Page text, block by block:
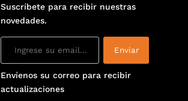
Suscríbete para recibir nuestras
novedades.
Envíenos su correo para recibir
actualizaciones